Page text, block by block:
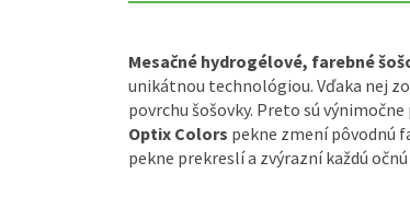
Mesačné hydrogélové, farebné
unikátnou technológiou. Vďaka nej
povrchu šošovky. Preto sú
Optix Colors pekne zmení pôvodnú
pekne prekreslí a zvýrazní každú